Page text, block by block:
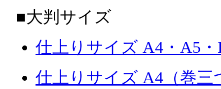
■大判サイズ
仕上りサイズ A4・A5
仕上りサイズ A4（巻三